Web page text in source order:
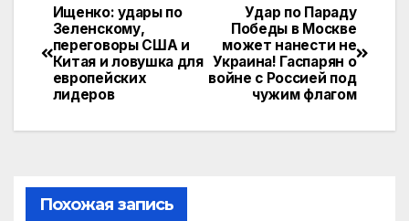
e
gr
a
m
n
o
kl
s
ni
er
п
р
а
и
Навигация
по
записям
Удар по Параду
Победы в Москве
может нанести не
Украина! Гаспарян о
войне c Россией под
чужим флагом
Ищенко: удары по
Зеленскому,
переговоры США и
Китая и ловушка для
европейских
лидеров
Похожая запись